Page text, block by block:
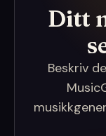
Ditt
Beskriv